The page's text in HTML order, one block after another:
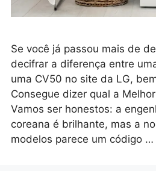
Se você já passou mais de
decifrar a diferença entre
uma CV50 no site da LG,
Consegue dizer qual a
Vamos ser honestos: a
coreana é brilhante, mas a
modelos parece um código …